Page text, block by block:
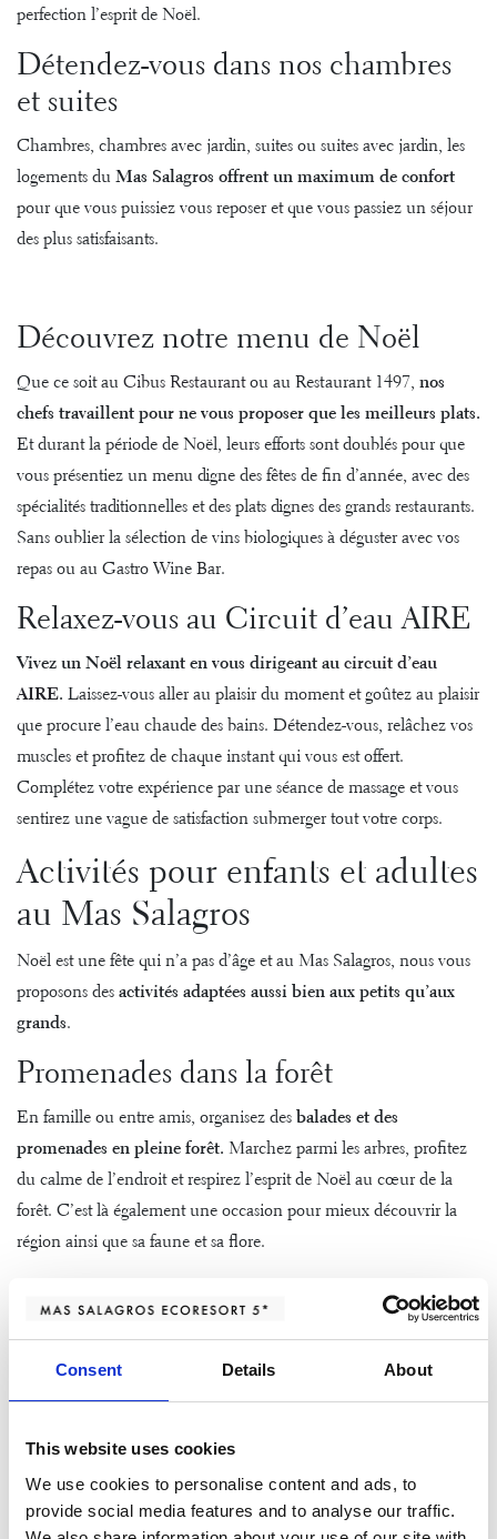
Consent Details About
This website uses cookies
We use cookies to personalise content and ads, to
provide social media features and to analyse our traffic.
perfection l’esprit de Noël.
Détendez-vous dans nos chambres
et suites
Chambres, chambres avec jardin, suites ou suites avec jardin, les
logements du Mas Salagros offrent un maximum de confort
pour que vous puissiez vous reposer et que vous passiez un séjour
des plus satisfaisants.
Découvrez notre menu de Noël
Que ce soit au Cibus Restaurantou au Restaurant 1497, nos
chefs travaillent pour ne vous proposer que les meilleurs plats.
Et durant la période de Noël, leurs efforts sont doublés pour que
vous présentiez un menu digne des fêtes de fin d’année, avec des
spécialités traditionnelles et des plats dignes des grands restaurants.
Sans oublier la sélection de vins biologiques à déguster avec vos
repas ou au Gastro Wine Bar.
Relaxez-vous au Circuit d’eau AIRE
Vivez un Noël relaxant en vous dirigeant au circuit d’eau
AIRE. Laissez-vous aller au plaisir du moment et goûtez au plaisir
que procure l’eau chaude des bains. Détendez-vous, relâchez vos
muscles et profitez de chaque instant qui vous est offert.
Complétez votre expérience par une séance de massage et vous
sentirez une vague de satisfaction submerger tout votre corps.
Activités pour enfants et adultes
au Mas Salagros
Noël est une fête qui n’a pas d’âge et au Mas Salagros, nous vous
proposons des activités adaptées aussi bien aux petits qu’aux
grands.
Promenades dans la forêt
En famille ou entre amis, organisez des balades et des
promenades en pleine forêt. Marchez parmi les arbres, profitez
du calme de l’endroit et respirez l’esprit de Noël au cœur de la
forêt. C’est là également une occasion pour mieux découvrir la
région ainsi que sa faune et sa flore.
Une activité que tout le monde aime estle vélo électrique.Et au
Mas Salagros, nous vous en proposons plusieurs, avec des
modèles adaptés à tous les âges.
Séances de yoga et de méditation
Profitez de votre séjour au Mas Salagros pourpratiquer vos
séances de yoga
dans un cadre insolite en parfaite harmonie avec